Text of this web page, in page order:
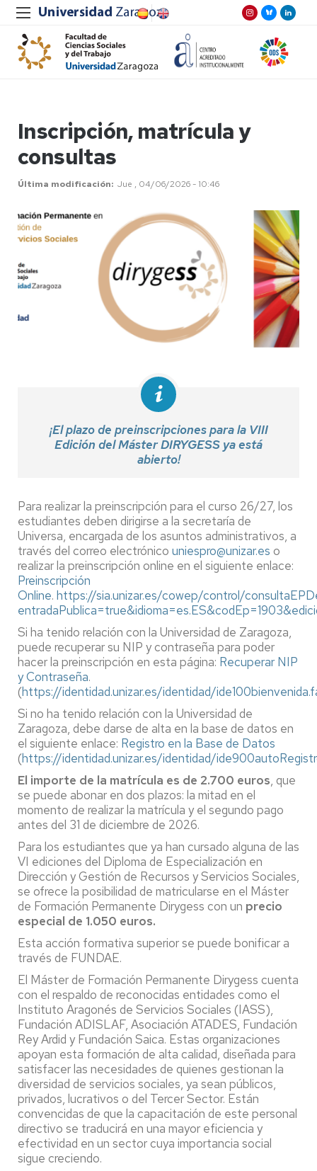
Inscripción, matrícula y
consultas
Última modificación Jue , 04/06/2026 - 10:46
¡El plazo de preinscripciones para la VIII
Edición del Máster DIRYGESS ya está
abierto!
Para realizar la preinscripción para el curso 26/27, los
estudiantes deben dirigirse a la secretaría de
Universa, encargada de los asuntos administrativos, a
través del correo electrónico uniespro@unizar.es o
realizar la preinscripción online en el siguiente enlace:
Preinscripción
Online. https://sia.unizar.es/cowep/control/
Si ha tenido relación con la Universidad de Zaragoza,
puede recuperar su NIP y contraseña para poder
hacer la preinscripción en esta página: Recuperar NIP
y Contraseña.
(https://identidad.unizar.es/identidad/
Si no ha tenido relación con la Universidad de
Zaragoza, debe darse de alta en la base de datos en
el siguiente enlace: Registro en la Base de Datos
(https://identidad.unizar.es/identidad/
El importe de la matrícula es de 2.700 euros, que
se puede abonar en dos plazos: la mitad en el
momento de realizar la matrícula y el segundo pago
antes del 31 de diciembre de 2026.
Para los estudiantes que ya han cursado alguna de las
VI ediciones del Diploma de Especialización en
Dirección y Gestión de Recursos y Servicios Sociales,
se ofrece la posibilidad de matricularse en el Máster
de Formación Permanente Dirygess con un precio
especial de 1.050 euros.
Esta acción formativa superior se puede bonificar a
través de FUNDAE.
El Máster de Formación Permanente Dirygess cuenta
con el respaldo de reconocidas entidades como el
Instituto Aragonés de Servicios Sociales (IASS),
Fundación ADISLAF, Asociación ATADES, Fundación
Rey Ardid y Fundación Saica. Estas organizaciones
apoyan esta formación de alta calidad, diseñada para
satisfacer las necesidades de quienes gestionan la
diversidad de servicios sociales, ya sean públicos,
privados, lucrativos o del Tercer Sector. Están
convencidas de que la capacitación de este personal
directivo se traducirá en una mayor eficiencia y
efectividad en un sector cuya importancia social
sigue creciendo.